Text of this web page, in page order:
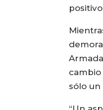
sólo